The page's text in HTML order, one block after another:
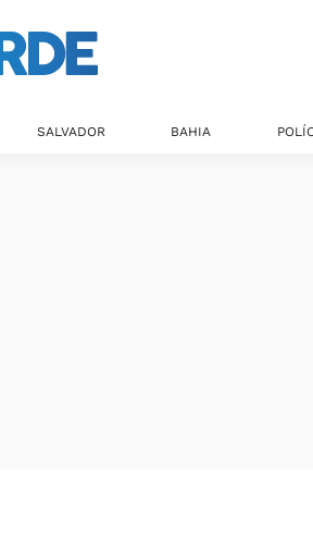
SALVADOR BAHIA